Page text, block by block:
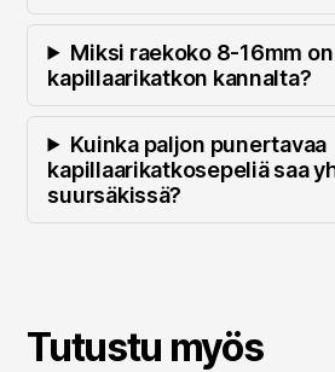
Miksi raekoko 8-16mm
kapillaarikatkon kannalta?
Kuinka paljon punertavaa
kapillaarikatkosepeliä saa
suursäkissä?
Tutustu myös